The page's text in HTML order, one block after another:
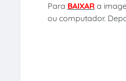
Para BAIXARa
ou computador.